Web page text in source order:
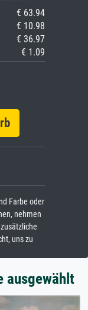
€ 63.94
€ 10.98
€ 36.97
€ 1.09
Farbe oder
nehmen
uns zu
ausgewählt